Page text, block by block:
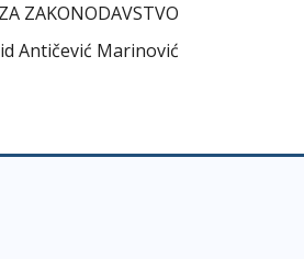
ZAKONODAVSTVO
Marinović